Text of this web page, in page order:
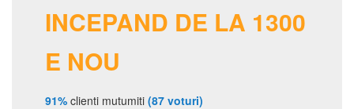
INCEPAND DE LA 1300
E NOU
91% clienti mutumiti (87 voturi)